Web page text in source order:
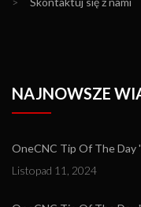
NAJNOWSZE
OneCNC Tip Of The Day
Listopad 11, 2024